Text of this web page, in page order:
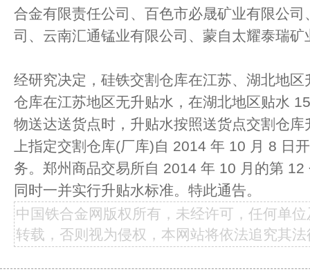
合金有限责任公司、百色市必晟矿业有限公
司、云南汇通锰业有限公司、蒙自太耀泰瑞矿
经研究决定，硅铁交割仓库在江苏、湖北地
仓库在江苏地区无升贴水，在湖北地区贴水
物送达送货点时，升贴水按照送货点交割
上指定交割仓库(厂库)自 2014 年 10 月 8 日
务。郑州商品交易所自 2014 年 10 月的第
同时一并实行升贴水标准。特此通告。
中国铁合金网版权所有，未经许可，任何单
转载，否则视为侵权，本网站将依法追究其